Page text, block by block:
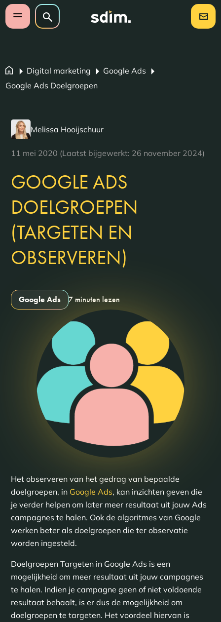
Navigatie overslaan
Open mobiel menu
Zoeken op website
Zoeken
Digital marketing
Google Ads
Google Ads Doelgroepen
Melissa Hooijschuur
11 mei 2020 (Laatst bijgewerkt: 26 november 2024)
GOOGLE ADS
DOELGROEPEN
(TARGETEN EN
OBSERVEREN)
Google Ads 7 minuten lezen
Het observeren van het gedrag van bepaalde
doelgroepen, in Google Ads, kan inzichten geven die
je verder helpen om later meer resultaat uit jouw Ads
campagnes te halen. Ook de algoritmes van Google
werken beter als doelgroepen die ter observatie
worden ingesteld.
Doelgroepen Targeten in Google Ads is een
mogelijkheid om meer resultaat uit jouw campagnes
te halen. Indien je campagne geen of niet voldoende
resultaat behaalt, is er dus de mogelijkheid om
doelgroepen te targeten. Het voordeel hiervan is